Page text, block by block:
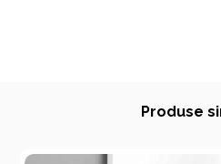
Produse